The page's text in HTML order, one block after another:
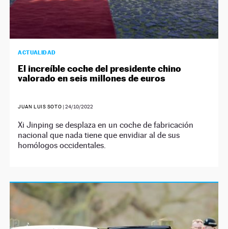
ACTUALIDAD
El increíble coche del presidente chino
valorado en seis millones de euros
JUAN LUIS SOTO |24/10/2022
Xi Jinping se desplaza en un coche de fabricación
nacional que nada tiene que envidiar al de sus
homólogos occidentales.